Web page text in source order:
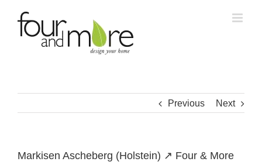
content
Previous Next
Markisen Ascheberg (Holstein) ↗️ Four & More